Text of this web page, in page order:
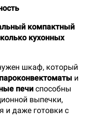
компактный
кухонных
шкаф, который
и
печи способны
выпечки,
и даже готовки с